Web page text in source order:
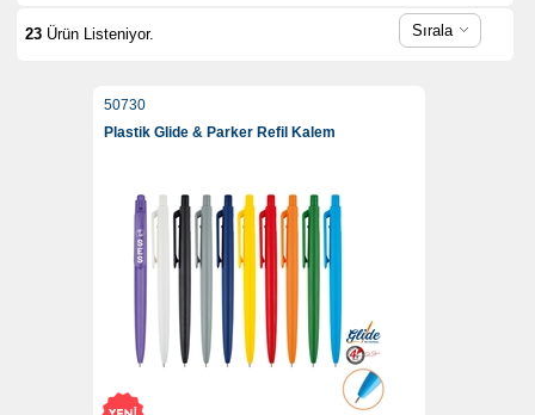
23Ürün Listeniyor. Sırala
50730
Plastik Glide & Parker Refil Kalem